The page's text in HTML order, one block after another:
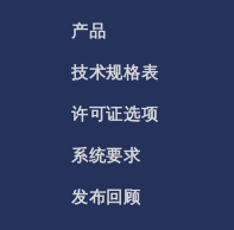
电磁学
RF 与微波工程
低频电磁学
半导体器件
产品
技术规格表
许可证选项
系统要求
发布回顾